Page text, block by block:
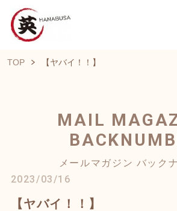
TOP 【ヤバイ！！】
MAIL
メールマガジン バック
2023/03/16
【ヤバイ！！】